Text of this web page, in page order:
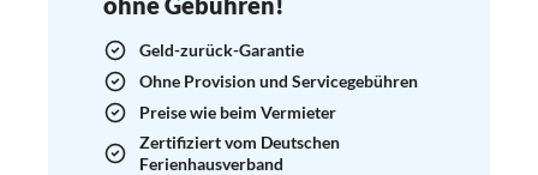
Geld-zurück-Garantie
Ohne Provision und Servicegebühren
Preise wie beim Vermieter
Zertifiziert vom Deutschen
Ferienhausverband